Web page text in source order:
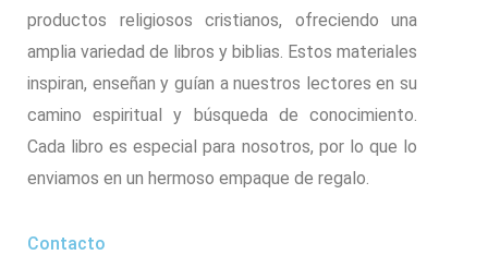
productos religiosos cristianos, ofreciendo una
amplia variedad de libros y biblias. Estos materiales
inspiran, enseñan y guían a nuestros lectores en su
camino espiritual y búsqueda de conocimiento.
Cada libro es especial para nosotros, por lo que lo
enviamos en un hermoso empaque de regalo.
Contacto